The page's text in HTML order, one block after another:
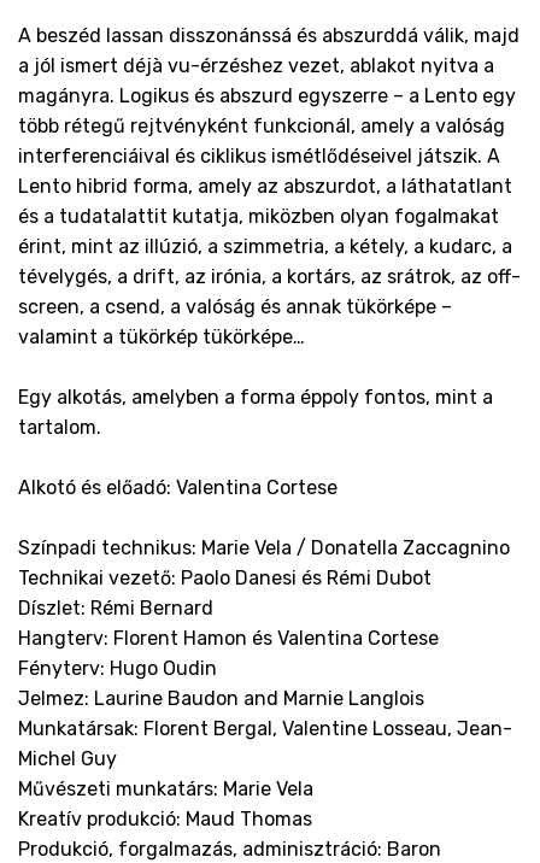
A beszéd lassan disszonánssá és abszurddá válik, majd
a jól ismert déjà vu-érzéshez vezet, ablakot nyitva a
magányra. Logikus és abszurd egyszerre – a Lento egy
több rétegű rejtvényként funkcionál, amely a valóság
interferenciáival és ciklikus ismétlődéseivel játszik. A
Lento hibrid forma, amely az abszurdot, a láthatatlant
és a tudatalattit kutatja, miközben olyan fogalmakat
érint, mint az illúzió, a szimmetria, a kétely, a kudarc, a
tévelygés, a drift, az irónia, a kortárs, az srátrok, az off-
screen, a csend, a valóság és annak tükörképe –
valamint a tükörkép tükörképe…
Egy alkotás, amelyben a forma éppoly fontos, mint a
tartalom.
Alkotó és előadó: Valentina Cortese
Színpadi technikus: Marie Vela / Donatella Zaccagnino
Technikai vezető: Paolo Danesi és Rémi Dubot
Díszlet: Rémi Bernard
Hangterv: Florent Hamon és Valentina Cortese
Fényterv: Hugo Oudin
Jelmez: Laurine Baudon and Marnie Langlois
Munkatársak: Florent Bergal, Valentine Losseau, Jean-
Michel Guy
Művészeti munkatárs: Marie Vela
Kreatív produkció: Maud Thomas
Produkció, forgalmazás, adminisztráció: Baron